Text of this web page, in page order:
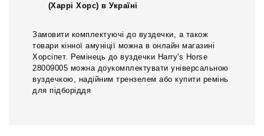
(Харрі Хорс) в Україні
Замовити комплектуючі до вуздечки, а також
товари кінної амуніції можна в онлайн магазині
Хорсіпет. Ремінець до вуздечки Harry's Horse
28009005 можна доукомплектувати універсальною
вуздечкою, надійним трензелем або купити ремінь
для підборіддя